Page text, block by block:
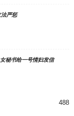
法严惩
秘书给一号情妇发信
488